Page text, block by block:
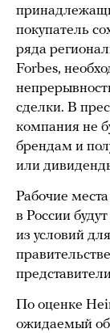
покупатель
ряда
Forbes,
сделки. В
компания не
брендам и
или
Рабочие
в России
из условий
По оценке
ожидаемый